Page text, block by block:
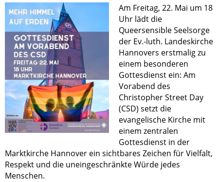
Am Freitag, 22. Mai um 18
Uhr lädt die
Queersensible Seelsorge
der Ev.-luth. Landeskirche
Hannovers erstmalig zu
einem besonderen
Gottesdienst ein: Am
Vorabend des
Christopher Street Day
(CSD) setzt die
evangelische Kirche mit
einem zentralen
Gottesdienst in der
Marktkirche Hannover ein sichtbares Zeichen für Vielfalt,
Respekt und die uneingeschränkte Würde jedes
Menschen.